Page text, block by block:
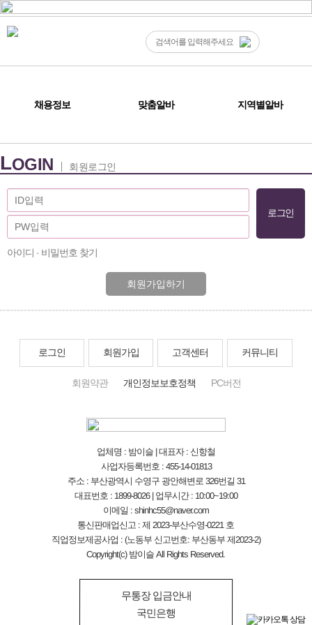
채용정보 맞춤알바 지역별알바
LOGIN 회원로그인
아이디 · 비밀번호 찾기
회원가입하기
로그인 회원가입 고객센터 커뮤니티
회원약관 개인정보보호정책 PC버전
업체명 : 밤이슬 | 대표자 : 신항철
사업자등록번호 : 455-14-01813
주소 : 부산광역시 수영구 광안해변로 326번길 31
대표번호 : 1899-8026 | 업무시간 : 10:00~19:00
이메일 : shinhc55@naver.com
통신판매업신고 : 제 2023-부산수영-0221 호
직업정보제공사업 : (노동부 신고번호: 부산동부 제2023-2)
Copyright(c) 밤이슬 All Rights Reserved.
무통장 입금안내
국민은행